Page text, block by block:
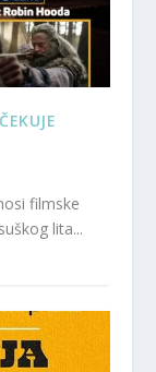
filmske
lita...